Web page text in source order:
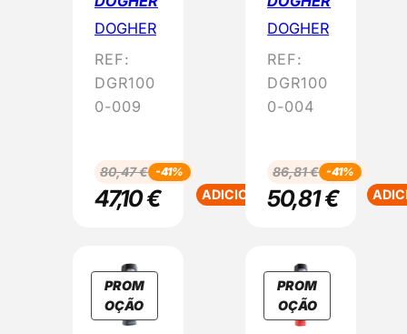
Ç
O
DOGHER
REF:
DGR100
0-009
80,47€ -41%
47,10€ ADICIONAR
Ç
O
DOGHER
REF:
DGR100
0-004
86,81€ -41%
50,81€
PROM
OÇÃOP
R
PROM
OÇÃOP
R